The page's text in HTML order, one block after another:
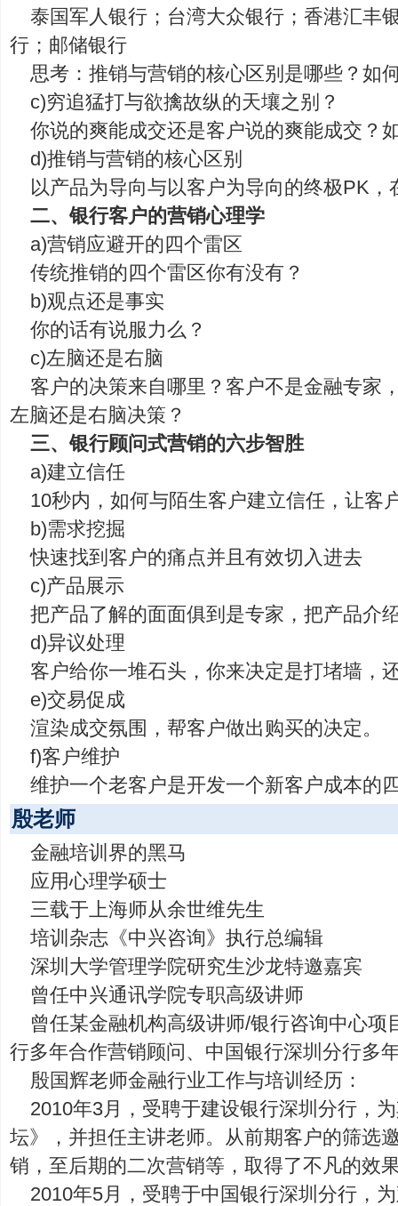
泰国军人银行；台湾大众银行；香港汇丰
行；邮储银行
思考：推销与营销的核心区别是哪些？如
c)穷追猛打与欲擒故纵的天壤之别？
你说的爽能成交还是客户说的爽能成交？
d)推销与营销的核心区别
以产品为导向与以客户为导向的终极PK，
二、银行客户的营销心理学
a)营销应避开的四个雷区
传统推销的四个雷区你有没有？
b)观点还是事实
你的话有说服力么？
c)左脑还是右脑
客户的决策来自哪里？客户不是金融专家
左脑还是右脑决策？
三、银行顾问式营销的六步智胜
a)建立信任
10秒内，如何与陌生客户建立信任，让客
b)需求挖掘
快速找到客户的痛点并且有效切入进去
c)产品展示
把产品了解的面面俱到是专家，把产品介
d)异议处理
客户给你一堆石头，你来决定是打堵墙，
e)交易促成
渲染成交氛围，帮客户做出购买的决定。
f)客户维护
维护一个老客户是开发一个新客户成本的
殷老师
金融培训界的黑马
应用心理学硕士
三载于上海师从余世维先生
培训杂志《中兴咨询》执行总编辑
深圳大学管理学院研究生沙龙特邀嘉宾
曾任中兴通讯学院专职高级讲师
曾任某金融机构高级讲师/银行咨询中心项
行多年合作营销顾问、中国银行深圳分行多
殷国辉老师金融行业工作与培训经历：
2010年3月，受聘于建设银行深圳分行，
坛》，并担任主讲老师。从前期客户的筛选
销，至后期的二次营销等，取得了不凡的效
2010年5月，受聘于中国银行深圳分行，